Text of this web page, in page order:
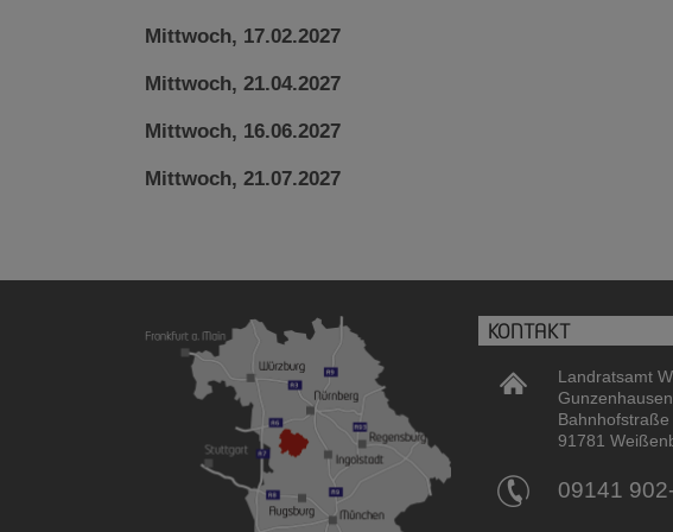
Mittwoch, 17.02.2027
Mittwoch, 21.04.2027
Mittwoch, 16.06.2027
Mittwoch, 21.07.2027
KONTAKT
Landratsamt
Gunzenhausen
Bahnhofstraße
91781
09141